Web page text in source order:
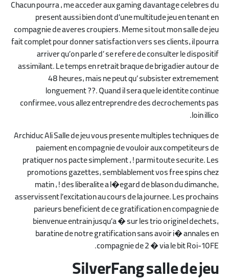
Chacun pourra , me acceder aux gaming davantage celebres du
present aussi bien dont d’une multitude jeu en tenant en
compagnie de averes croupiers. Meme si tout mon salle de jeu
fait complet pour donner satisfaction vers ses clients, il pourra
arriver qu’on parle d’ se refere de consulter le dispositif
assimilant. Le temps en retrait braque de brigadier autour de
48 heures, mais ne peut qu’ subsister extremement
longuement ??. Quand il sera que le identite continue
confirmee, vous allez entreprendre des decrochements pas
loin illico.
Archiduc Ali Salle de jeu vous presente multiples techniques de
paiement en compagnie de vouloir aux competiteurs de
pratiquer nos pacte simplement , ! parmi toute securite. Les
promotions gazettes, semblablement vos free spins chez
matin , ! des liberalite a l�egard de blason du dimanche,
asservissent l’excitation au cours de la journee. Les prochains
parieurs beneficient de ce gratification en compagnie de
bienvenue entrain jusqu’a � sur les trio originel dechets,
baratine de notre gratification sans avoir i� annales en
compagnie de 2 � via le bit Roi-10FE.
SilverFang salle de jeu